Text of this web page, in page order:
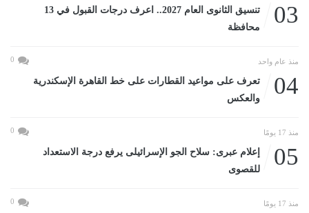
03
تنسيق الثانوى العام 2027.. اعرف درجات القبول في 13
محافظة
منذ عام واحد 0
04
تعرف على مواعيد القطارات على خط القاهرة الإسكندرية
والعكس
منذ 17 يومًا 0
05
إعلام عبرى: سلاح الجو الإسرائيلى يرفع درجة الاستعداد
للقصوى
منذ 17 يومًا 0